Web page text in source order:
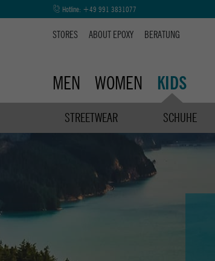
Hotline: +49 991 3831077
STORES ABOUT EPOXY BERATUNG
MEN WOMEN KIDS
STREETWEAR SCHUHE